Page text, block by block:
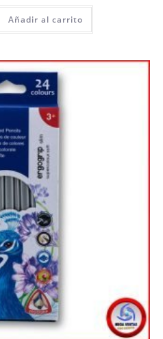
Añadir al carrito